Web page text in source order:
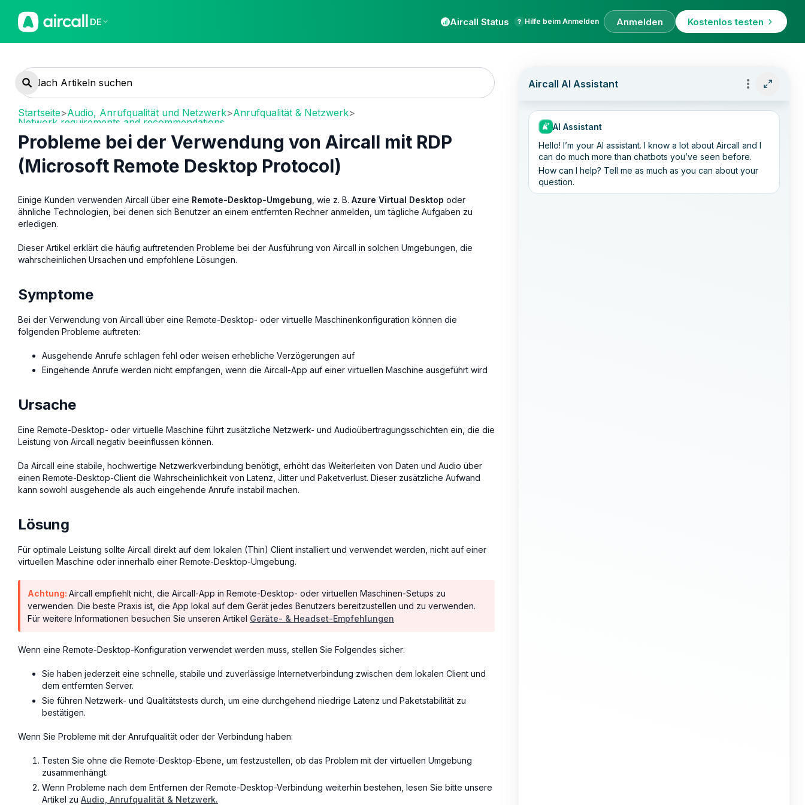
DE Aircall Status Hilfe beim Anmelden Anmelden Kostenlos testen
Startseite>Audio, Anrufqualität und Netzwerk>Anrufqualität & Netzwerk>
Network requirements and recommendations
Probleme bei der Verwendung von Aircall mit RDP
(Microsoft Remote Desktop Protocol)
Einige Kunden verwenden Aircall über eine Remote-Desktop-Umgebung , wie z. B. Azure Virtual Desktop oder
ähnliche Technologien, bei denen sich Benutzer an einem entfernten Rechner anmelden, um tägliche Aufgaben zu
erledigen.
Dieser Artikel erklärt die häufig auftretenden Probleme bei der Ausführung von Aircall in solchen Umgebungen, die
wahrscheinlichen Ursachen und empfohlene Lösungen.
Symptome
Bei der Verwendung von Aircall über eine Remote-Desktop- oder virtuelle Maschinenkonfiguration können die
folgenden Probleme auftreten:
Ausgehende Anrufe schlagen fehl oder weisen erhebliche Verzögerungen auf
Eingehende Anrufe werden nicht empfangen, wenn die Aircall-App auf einer virtuellen Maschine ausgeführt wird
Ursache
Eine Remote-Desktop- oder virtuelle Maschine führt zusätzliche Netzwerk- und Audioübertragungsschichten ein, die die
Leistung von Aircall negativ beeinflussen können.
Da Aircall eine stabile, hochwertige Netzwerkverbindung benötigt, erhöht das Weiterleiten von Daten und Audio über
einen Remote-Desktop-Client die Wahrscheinlichkeit von Latenz, Jitter und Paketverlust. Dieser zusätzliche Aufwand
kann sowohl ausgehende als auch eingehende Anrufe instabil machen.
Lösung
Für optimale Leistung sollte Aircall direkt auf dem lokalen (Thin) Client installiert und verwendet werden, nicht auf einer
virtuellen Maschine oder innerhalb einer Remote-Desktop-Umgebung.
Achtung: Aircall empfiehlt nicht, die Aircall-App in Remote-Desktop- oder virtuellen Maschinen-Setups zu
verwenden. Die beste Praxis ist, die App lokal auf dem Gerät jedes Benutzers bereitzustellen und zu verwenden.
Für weitere Informationen besuchen Sie unseren Artikel Geräte- & Headset-Empfehlungen
Wenn eine Remote-Desktop-Konfiguration verwendet werden muss, stellen Sie Folgendes sicher:
Sie haben jederzeit eine schnelle, stabile und zuverlässige Internetverbindung zwischen dem lokalen Client und
dem entfernten Server.
Sie führen Netzwerk- und Qualitätstests durch, um eine durchgehend niedrige Latenz und Paketstabilität zu
bestätigen.
Wenn Sie Probleme mit der Anrufqualität oder der Verbindung haben:
Testen Sie ohne die Remote-Desktop-Ebene, um festzustellen, ob das Problem mit der virtuellen Umgebung
zusammenhängt.
Wenn Probleme nach dem Entfernen der Remote-Desktop-Verbindung weiterhin bestehen, lesen Sie bitte unsere
Artikel zu Audio, Anrufqualität & Netzwerk.